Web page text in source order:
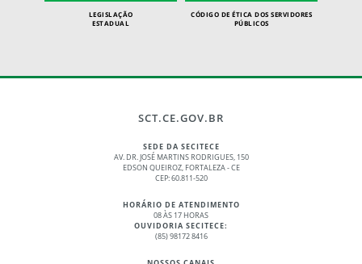
LEGISLAÇÃO
ESTADUAL
CÓDIGO DE ÉTICA DOS SERVIDORES
PÚBLICOS
SCT.CE.GOV.BR
SEDE DA SECITECE
AV. DR. JOSÉ MARTINS RODRIGUES, 150
EDSON QUEIROZ, FORTALEZA - CE
CEP: 60.811-520
HORÁRIO DE ATENDIMENTO
08 ÀS 17 HORAS
OUVIDORIA SECITECE:
(85) 98172 8416